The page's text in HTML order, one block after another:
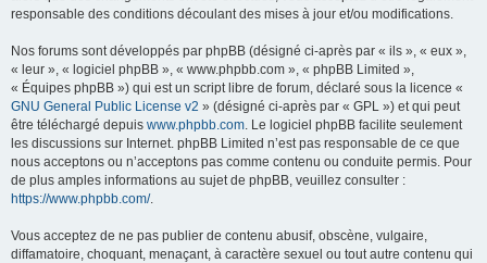
responsable des conditions découlant des mises à jour et/ou modifications.
Nos forums sont développés par phpBB (désigné ci-après par « ils », « eux »,
« leur », « logiciel phpBB », « www.phpbb.com », « phpBB Limited »,
« Équipes phpBB ») qui est un script libre de forum, déclaré sous la licence «
GNU General Public License v2 » (désigné ci-après par « GPL ») et qui peut
être téléchargé depuis www.phpbb.com. Le logiciel phpBB facilite seulement
les discussions sur Internet. phpBB Limited n’est pas responsable de ce que
nous acceptons ou n’acceptons pas comme contenu ou conduite permis. Pour
de plus amples informations au sujet de phpBB, veuillez consulter :
https://www.phpbb.com/.
Vous acceptez de ne pas publier de contenu abusif, obscène, vulgaire,
diffamatoire, choquant, menaçant, à caractère sexuel ou tout autre contenu qui